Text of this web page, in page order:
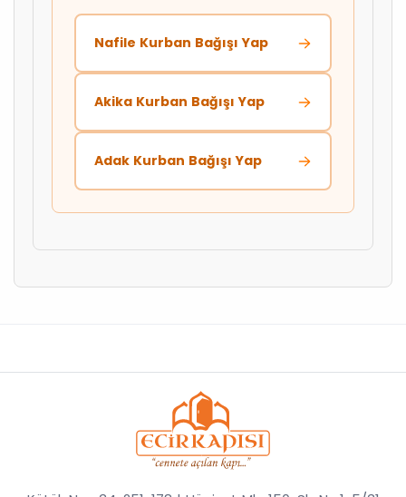
Nafile Kurban Bağışı Yap
Akika Kurban Bağışı Yap
Adak Kurban Bağışı Yap